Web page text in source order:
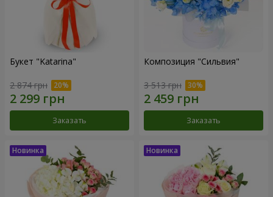
Букет "Katarina"
2 874 грн
Заказать
Композиция "Сильвия"
3 513 грн
Заказать